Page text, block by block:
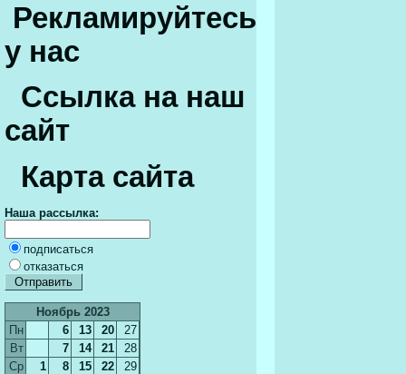
Рекламируйтесь
у нас
Ссылка на наш
сайт
Карта сайта
Наша рассылка:
подписаться
отказаться
Ноябрь 2023
Пн
6 13 20
27
Вт
7 14 21
28
Ср
1 8 15 22 29